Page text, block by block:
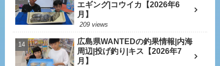
エギング|コウイカ【2026年6
月】
209 views
広島県WANTEDの釣果情報|内海
周辺|投げ釣り|キス【2026年7
月】